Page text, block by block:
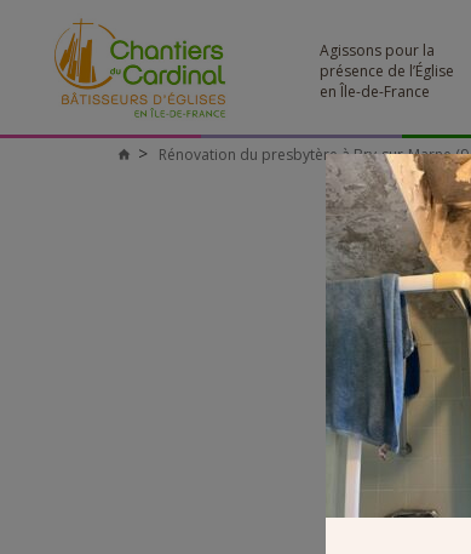
Agissons pour la
présence de l’Église
en Île-de-France
Chantiers
Rénovation du presbytère à Bry-sur-Marne